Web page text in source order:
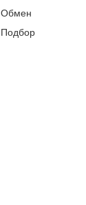
Обмен
Подбор